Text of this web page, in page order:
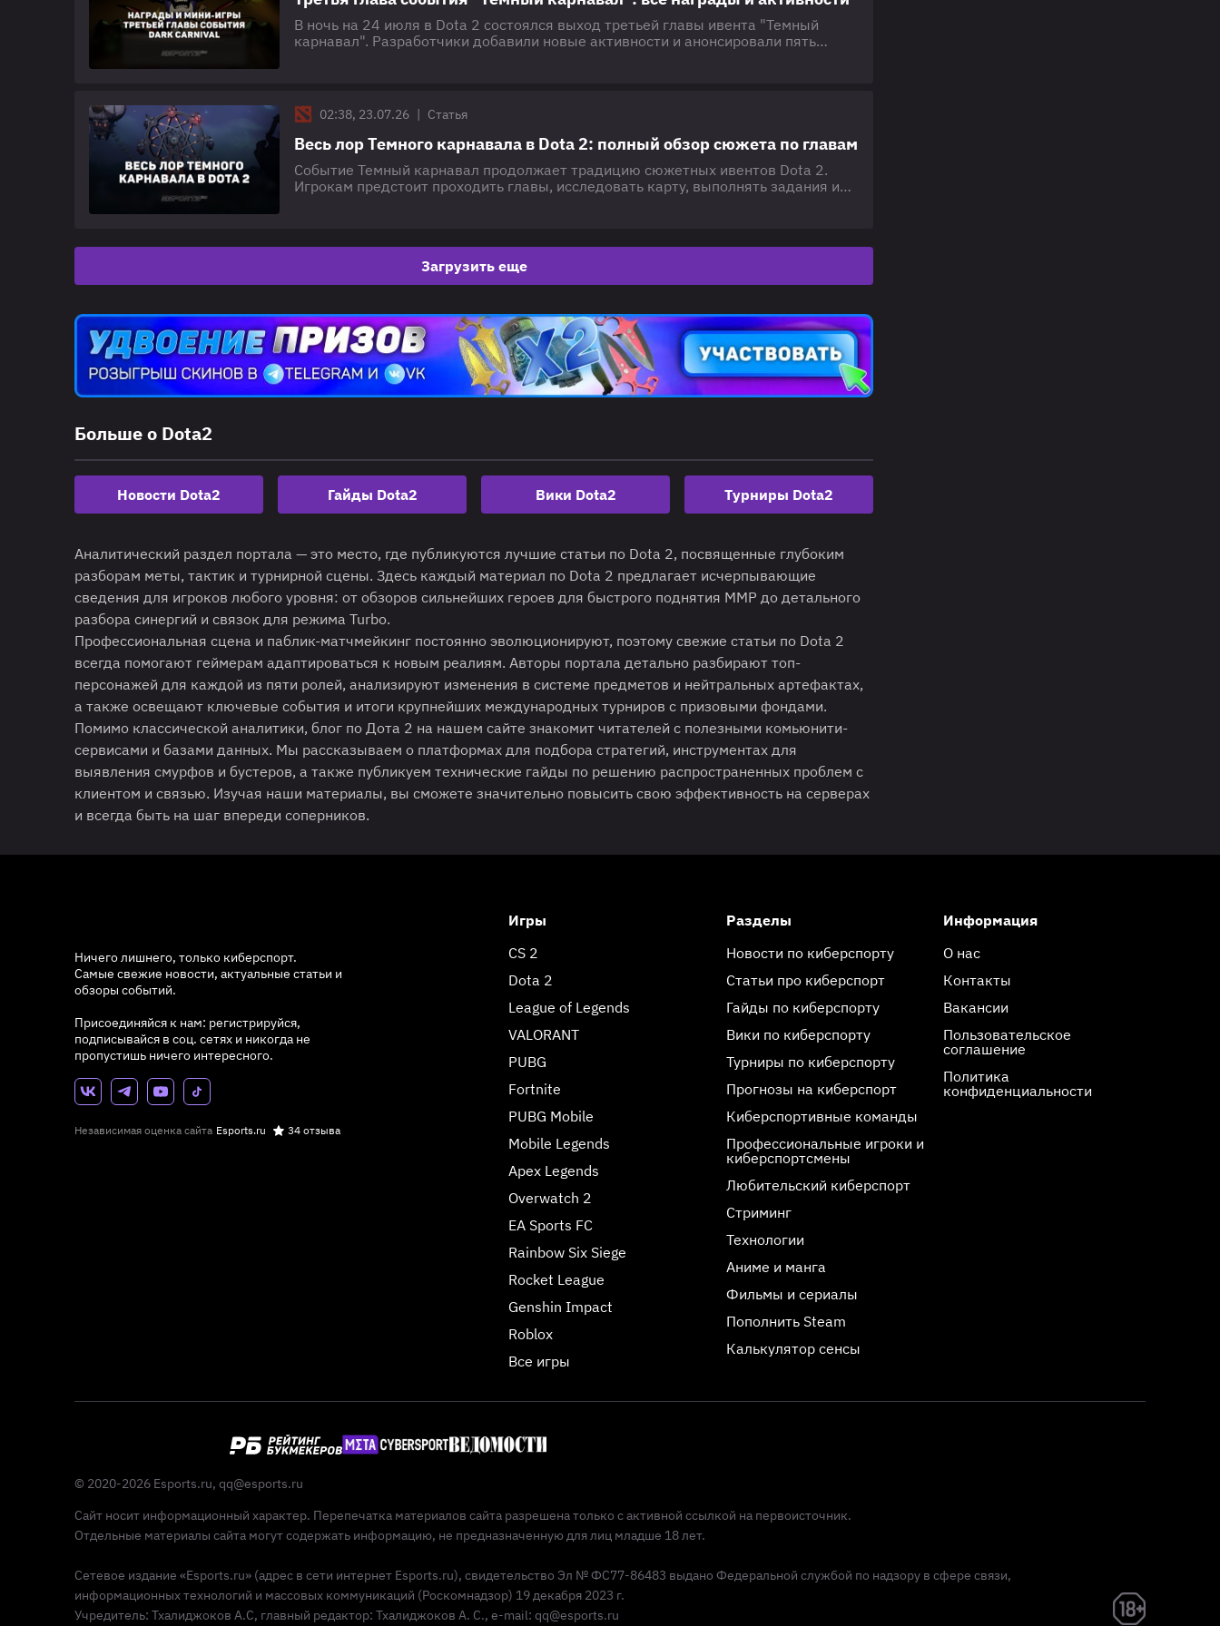
В ночь на 24 июля в Dota 2 состоялся выход третьей главы ивента "Темный
карнавал". Разработчики добавили новые активности и анонсировали пять
"Темный карнавал" Как и в предыдущих
02:38, 23.07.26 | Статья
Весь лор Темного карнавала в Dota 2: полный обзор сюжета по главам
Событие Темный карнавал продолжает традицию сюжетных ивентов Dota 2.
Игрокам предстоит проходить главы, исследовать карту, выполнять задания и
выхода новых глав Темного карнавала в
Загрузить еще
Больше о Dota2
Новости Dota2 Гайды Dota2 Вики Dota2 Турниры Dota2
Аналитический раздел портала — это место, где публикуются лучшие статьи по Dota 2, посвященные глубоким
разборам меты, тактик и турнирной сцены. Здесь каждый материал по Dota 2 предлагает исчерпывающие
сведения для игроков любого уровня: от обзоров сильнейших героев для быстрого поднятия ММР до детального
разбора синергий и связок для режима Turbo.
Профессиональная сцена и паблик-матчмейкинг постоянно эволюционируют, поэтому свежие статьи по Dota 2
всегда помогают геймерам адаптироваться к новым реалиям. Авторы портала детально разбирают топ-
персонажей для каждой из пяти ролей, анализируют изменения в системе предметов и нейтральных артефактах,
а также освещают ключевые события и итоги крупнейших международных турниров с призовыми фондами.
Помимо классической аналитики, блог по Дота 2 на нашем сайте знакомит читателей с полезными комьюнити-
сервисами и базами данных. Мы рассказываем о платформах для подбора стратегий, инструментах для
выявления смурфов и бустеров, а также публикуем технические гайды по решению распространенных проблем с
клиентом и связью. Изучая наши материалы, вы сможете значительно повысить свою эффективность на серверах
и всегда быть на шаг впереди соперников.
Ничего лишнего, только киберспорт.
Самые свежие новости, актуальные статьи и
обзоры событий.
Присоединяйся к нам: регистрируйся,
подписывайся в соц. сетях и никогда не
пропустишь ничего интересного.
Независимая оценка сайта Esports.ru 34 отзыва
Игры
CS 2
Dota 2
League of Legends
VALORANT
PUBG
Fortnite
PUBG Mobile
Mobile Legends
Apex Legends
Overwatch 2
EA Sports FC
Rainbow Six Siege
Rocket League
Genshin Impact
Roblox
Все игры
Разделы
Новости по киберспорту
Статьи про киберспорт
Гайды по киберспорту
Вики по киберспорту
Турниры по киберспорту
Прогнозы на киберспорт
Киберспортивные команды
Профессиональные игроки и
киберспортсмены
Любительский киберспорт
Стриминг
Технологии
Аниме и манга
Фильмы и сериалы
Пополнить Steam
Калькулятор сенсы
Информация
О нас
Контакты
Вакансии
Пользовательское
соглашение
Политика
конфиденциальности
© 2020-2026 Esports.ru, qq@esports.ru
Сайт носит информационный характер. Перепечатка материалов сайта разрешена только с активной ссылкой на первоисточник.
Отдельные материалы сайта могут содержать информацию, не предназначенную для лиц младше 18 лет.
Сетевое издание «Esports.ru» (адрес в сети интернет Esports.ru), свидетельство Эл № ФС77-86483 выдано Федеральной службой по надзору в сфере связи,
информационных технологий и массовых коммуникаций (Роскомнадзор) 19 декабря 2023 г.
Учредитель: Тхалиджоков А.С, главный редактор: Тхалиджоков А. С., e-mail: qq@esports.ru